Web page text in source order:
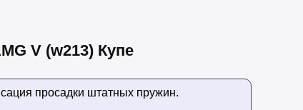
V (w213) Купе
просадки штатных пружин.